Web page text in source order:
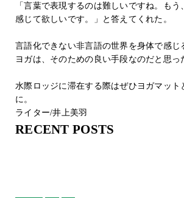
「言葉で表現するのは難しいですね。も
感じて欲しいです。」と答えてくれた。
言語化できない非言語の世界を身体で感じ
ヨガは、そのための良い手段なのだと思っ
水際ロッジに滞在する際はぜひヨガマット
に。
ライター/井上美羽
RECENT POSTS